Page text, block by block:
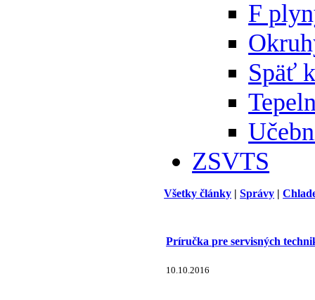
F
Späť
ZSVTS
Všetky články |Správy |
Príručka pre servisných
10.10.2016